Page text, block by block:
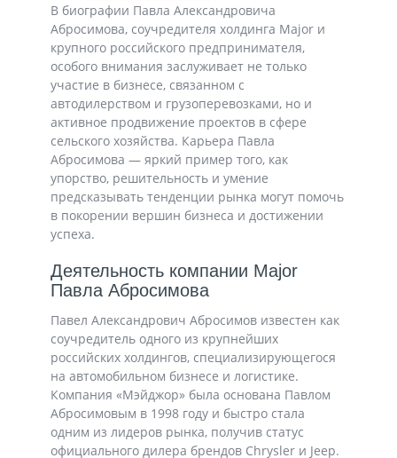
В биографии Павла Александровича
Абросимова, соучредителя холдинга Major и
крупного российского предпринимателя,
особого внимания заслуживает не только
участие в бизнесе, связанном с
автодилерством и грузоперевозками, но и
активное продвижение проектов в сфере
сельского хозяйства. Карьера Павла
Абросимова — яркий пример того, как
упорство, решительность и умение
предсказывать тенденции рынка могут помочь
в покорении вершин бизнеса и достижении
успеха.
Деятельность компании Major
Павла Абросимова
Павел Александрович Абросимов известен как
соучредитель одного из крупнейших
российских холдингов, специализирующегося
на автомобильном бизнесе и логистике.
Компания «Мэйджор» была основана Павлом
Абросимовым в 1998 году и быстро стала
одним из лидеров рынка, получив статус
официального дилера брендов Chrysler и Jeep.